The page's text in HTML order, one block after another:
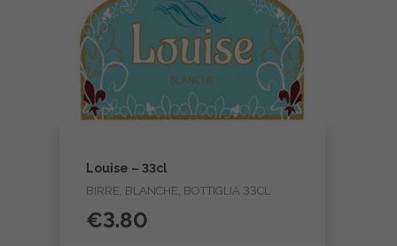
Louise – 33cl
BIRRE, BLANCHE, BOTTIGLIA 33CL
€3.80